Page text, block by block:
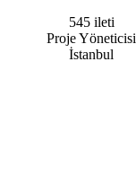
545 ileti
Proje Yöneticisi
İstanbul